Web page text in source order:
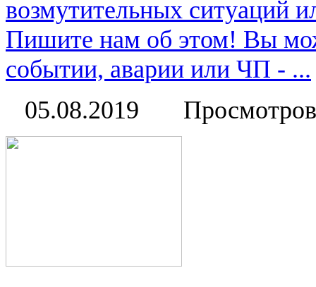
возмутительных ситуаций
Пишите нам об этом! Вы
событии, аварии или ЧП - ...
05.08.2019